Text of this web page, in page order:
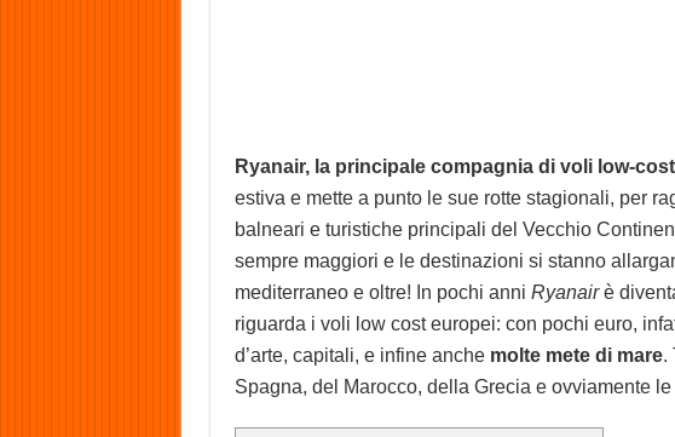
Ryanair, la principale compagnia di voli low-
estiva e mette a punto le sue rotte stagionali, per
balneari e turistiche principali del Vecchio
sempre maggiori e le destinazioni si stanno
mediterraneo e oltre! In pochi anni Ryanairè
riguarda i voli low cost europei: con pochi euro,
d’arte, capitali, e infine anche molte mete di mare.
Spagna, del Marocco, della Grecia e ovviamente